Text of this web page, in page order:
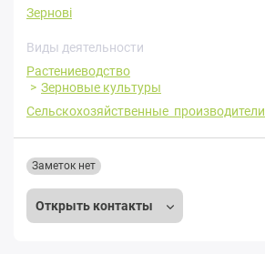
Зернові
Виды деятельности
Растениеводство
Зерновые культуры
Сельскохозяйственные производители
Открыть контакты
Заметок нет